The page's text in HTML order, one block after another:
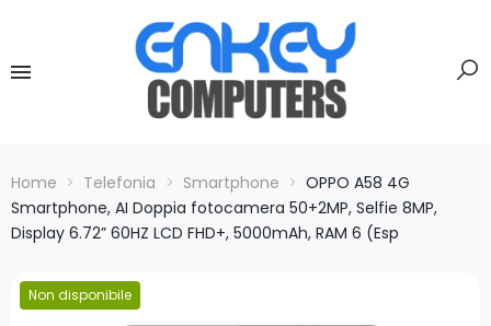
Home Telefonia Smartphone
OPPO A58 4G
Smartphone, AI Doppia fotocamera 50+2MP, Selfie 8MP,
Display 6.72” 60HZ LCD FHD+, 5000mAh, RAM 6 (Esp
Non disponibile